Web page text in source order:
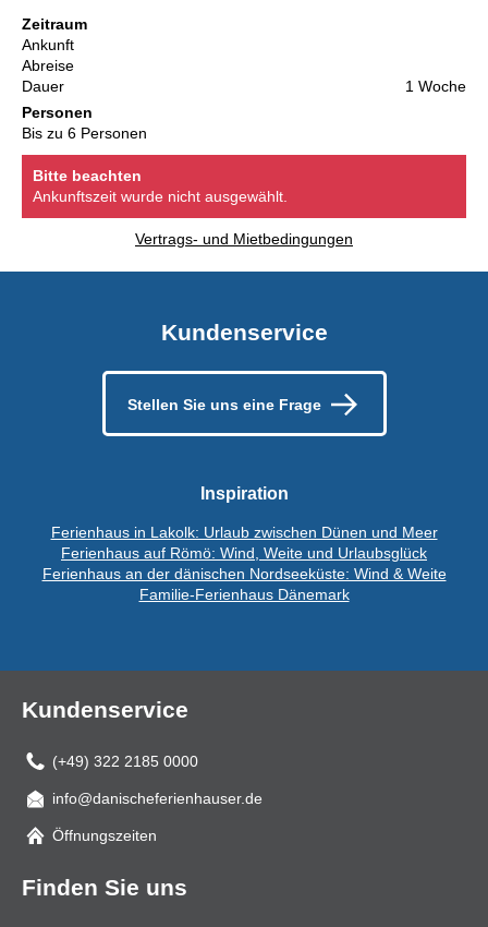
Zeitraum
Ankunft
Abreise
Dauer
1 Woche
Personen
Bis zu 6 Personen
Bitte beachten
Ankunftszeit wurde nicht ausgewählt.
Vertrags- und Mietbedingungen
Kundenservice
Stellen Sie uns eine Frage
Inspiration
Ferienhaus in Lakolk: Urlaub zwischen Dünen und Meer
Ferienhaus auf Römö: Wind, Weite und Urlaubsglück
Ferienhaus an der dänischen Nordseeküste: Wind & Weite
Familie-Ferienhaus Dänemark
Kundenservice
(+49) 322 2185 0000
Mail
info@danischeferienhauser.de
Öffnungszeiten
Finden Sie uns